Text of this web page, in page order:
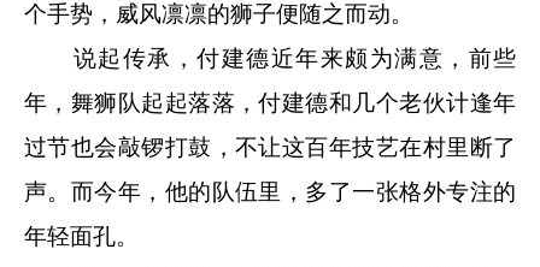
个手势，威风凛凛的狮子便随之而动。
说起传承，付建德近年来颇为满意，前些
年，舞狮队起起落落，付建德和几个老伙计逢年
过节也会敲锣打鼓，不让这百年技艺在村里断了
声。而今年，他的队伍里，多了一张格外专注的
年轻面孔。